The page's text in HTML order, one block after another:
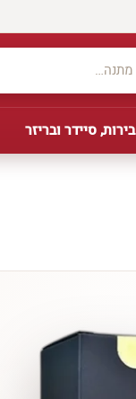
בירות, סיידר ובריזר